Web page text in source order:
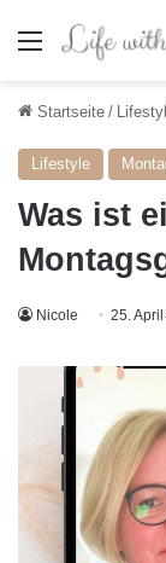
Menü
Startseite /
Lifestyle
Was ist
Nicole 25.